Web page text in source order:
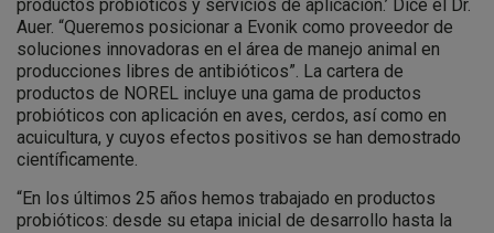
productos probióticos y servicios de aplicación.’ Dice el Dr.
Auer. “Queremos posicionar a Evonik como proveedor de
soluciones innovadoras en el área de manejo animal en
producciones libres de antibióticos”. La cartera de
productos de NOREL incluye una gama de productos
probióticos con aplicación en aves, cerdos, así como en
acuicultura, y cuyos efectos positivos se han demostrado
científicamente.
“En los últimos 25 años hemos trabajado en productos
probióticos: desde su etapa inicial de desarrollo hasta la